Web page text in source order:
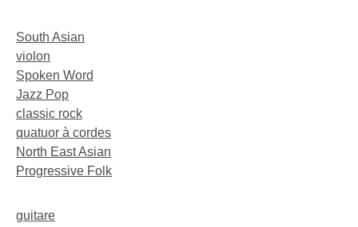
South Asian
violon
Spoken Word
Jazz Pop
classic rock
quatuor à cordes
North East Asian
Progressive Folk
guitare